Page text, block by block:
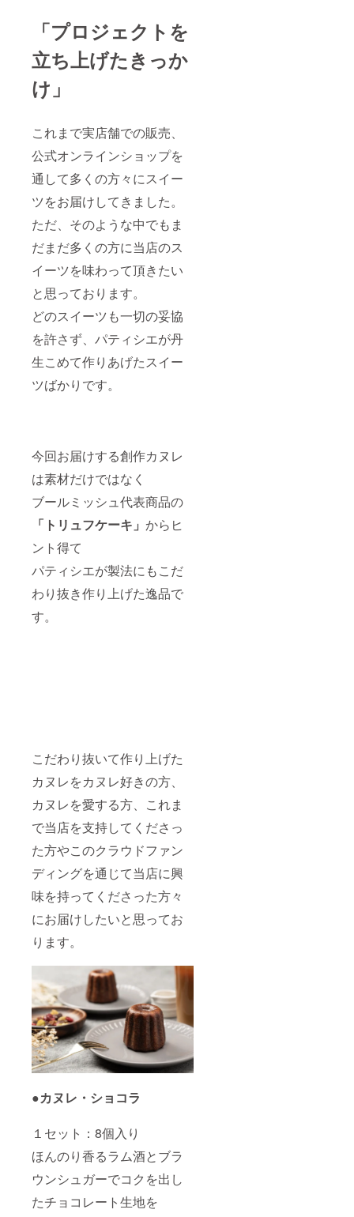
「プロジェクトを
立ち上げたきっか
け」
これまで実店舗での販売、
公式オンラインショップを
通して多くの方々にスイー
ツをお届けしてきました。
ただ、そのような中でもま
だまだ多くの方に当店のス
イーツを味わって頂きたい
と思っております。
どのスイーツも一切の妥協
を許さず、パティシエが丹
生こめて作りあげたスイー
ツばかりです。
今回お届けする創作カヌレ
は素材だけではなく
ブールミッシュ代表商品の
「トリュフケーキ」 からヒ
ント得て
パティシエが製法にもこだ
わり抜き作り上げた逸品で
す。
こだわり抜いて作り上げた
カヌレをカヌレ好きの方、
カヌレを愛する方、これま
で当店を支持してくださっ
た方やこのクラウドファン
ディングを通じて当店に興
味を持ってくださった方々
にお届けしたいと思ってお
ります。
●カヌレ・ショコラ
１セット：8個入り
ほんのり香るラム酒とブラ
ウンシュガーでコクを出し
たチョコレート生地を